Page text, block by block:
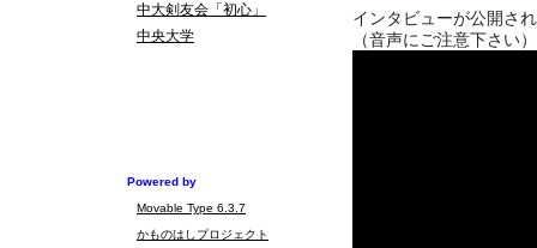
中大剣友会「初心」
中央大学
Powered by
Movable Type 6.3.7
かものはしプロジェクト
インタビューが公開さ
（音声にご注意下さい）